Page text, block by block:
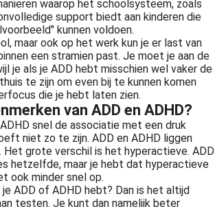
waarop het schoolsysteem, zoals
support biedt aan kinderen die
kunnen voldoen.
maar ook op het werk kun je er last van
een stramien past. Je moet je aan de
je als je ADD hebt misschien wel vaker de
te zijn om even bij te kunnen komen
die je hebt laten zien.
van ADD en ADHD?
snel de associatie met een druk
niet zo te zijn. ADD en ADHD liggen
Het grote verschil is het hyperactieve. ADD
hetzelfde, maar je hebt dat hyperactieve
ook minder snel op.
ADD of ADHD hebt? Dan is het altijd
testen. Je kunt dan namelijk beter